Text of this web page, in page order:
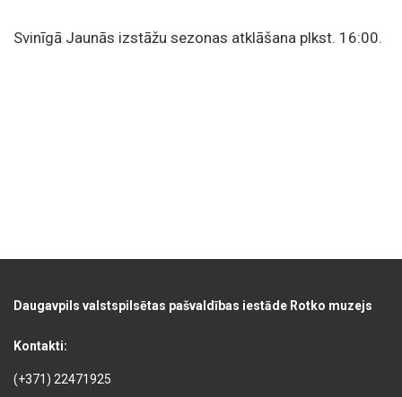
Svinīgā Jaunās izstāžu sezonas atklāšana plkst. 16:00.
Daugavpils valstspilsētas pašvaldības iestāde Rotko muzejs
Kontakti:
(+371) 22471925